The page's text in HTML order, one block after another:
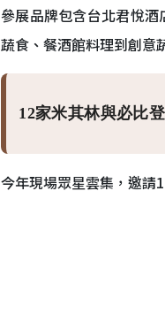
參展品牌包含台北君悅
蔬食、餐酒館料理到創意
12家米其林與必比
今年現場眾星雲集，邀請